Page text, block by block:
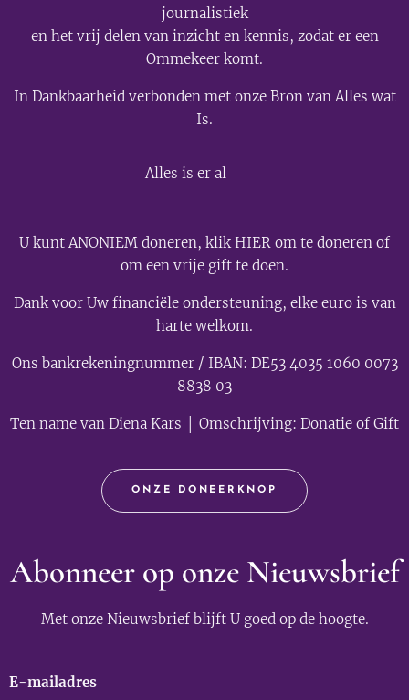
journalistiek
en het vrij delen van inzicht en kennis, zodat er een
Ommekeer komt.
In Dankbaarheid verbonden met onze Bron van Alles wat
Is.
Alles is er al
U kuntANONIEM doneren, klikHIER om te doneren of
om een vrije gift te doen.
Dank voor Uw financiële ondersteuning, elke euro is van
harte welkom.
Ons bankrekeningnummer / IBAN: DE53 4035 1060 0073
8838 03
Ten name van Diena Kars │ Omschrijving: Donatie of Gift
ONZE DONEERKNOP
Abonneer op onze Nieuwsbrief
Met onze Nieuwsbrief blijft U goed op de hoogte.
E-mailadres